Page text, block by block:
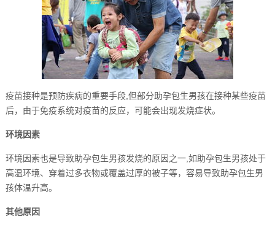
疫苗接种是预防疾病的重要手段,但部分助孕包生男孩在接种某些疫苗
后，由于免疫系统对疫苗的反应，可能会出现发烧症状。
环境因素
环境因素也是导致助孕包生男孩发烧的原因之一,如助孕包生男孩处于
高温环境、穿着过多衣物或覆盖过厚的被子等，容易导致助孕包生男
孩体温升高。
其他原因